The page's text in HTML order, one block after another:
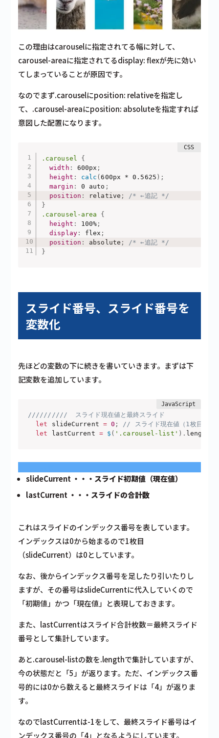
この理由はcarouselに指定されてる幅に対して、
carousel-areaに指定されてるdisplay: flexが先に効い
てしまっていることが原因です。
なのでまず.carouselにposition: relativeを指定し
て、.carousel-areaにposition: absoluteを指定すれば
意図した配置になります。
.carousel
{
width : 600px ;
height : calc (600px * 0.5625 ) ;
margin : 0 auto ;
position : relative ;
/* ←追記 */
}
.carousel-area
{
height : 100% ;
display: flex ;
position : absolute ;
/* ←追記 */
}
スライド番号、スライド番号を
変数化
先ほどの変数の下に続きを書いていきます。まずは下
記変数を追加しています。
//////////  スライド現在値と最終スライド
let slideCurrent = 0 ;
// スライド現在値（1枚目のス
let lastCurrent = $ ( '.carousel-list' ) . length
slideCurrent ・・・スライド初期値（現在値）
lastCurrent ・・・スライドの合計数
これはスライドのインデックス番号を表しています。
インデックスは0から始まるので1枚目
（slideCurrent）は0としています。
なお、後からインデックス番号を足したり引いたりし
ますが、その番号はslideCurrentに代入していくので
「初期値」かつ「現在値」 と表現しておきます。
また、lastCurrentはスライド合計枚数＝最終スライド
番号として集計しています。
あと.carousel-listの数を.lengthで集計していますが、
今の状態だと「5」が返ります。ただ、インデックス番
号的には0から数えると最終スライドは「4」が返りま
す。
なのでlastCurrentは-1をして、最終スライド番号はイ
ンデックス番号の「4」となるようにしています。